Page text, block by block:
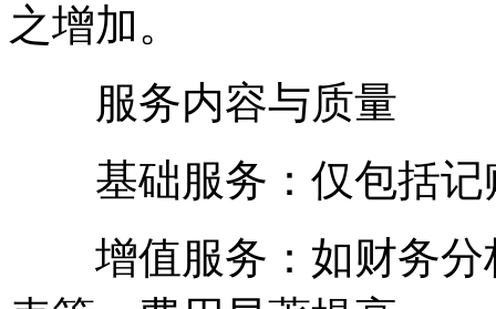
之增加。
服务内容与质量
基础服务：仅包括记
增值服务：如财务分